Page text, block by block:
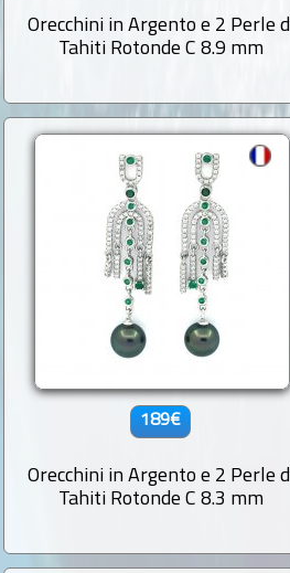
Orecchini in Argento e 2 Perle
Tahiti Rotonde C 8.9 mm
189€
Orecchini in Argento e 2 Perle
Tahiti Rotonde C 8.3 mm